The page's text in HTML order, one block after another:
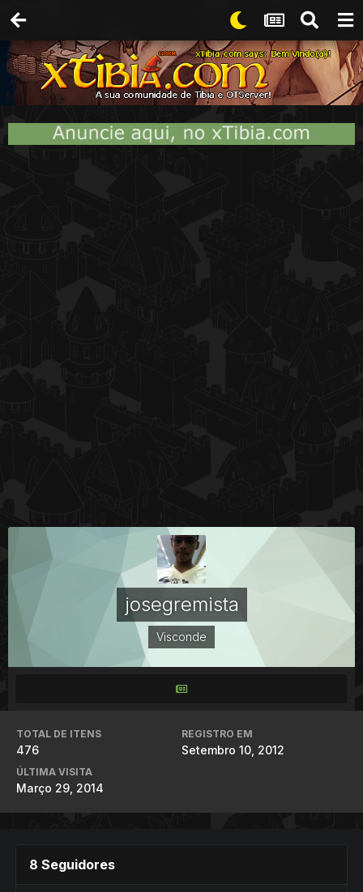
josegremista
Visconde
TOTAL DE ITENS
476
REGISTRO EM
Setembro 10, 2012
ÚLTIMA VISITA
Março 29, 2014
8 Seguidores